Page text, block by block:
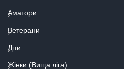
Аматори
Ветерани
Діти
Жінки (Вища ліга)